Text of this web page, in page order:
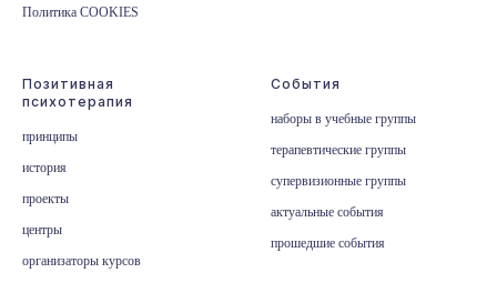
Политика COOKIES
Позитивная
психотерапия
принципы
история
проекты
центры
организаторы курсов
События
наборы в учебные группы
терапевтические группы
супервизионные группы
актуальные события
прошедшие события